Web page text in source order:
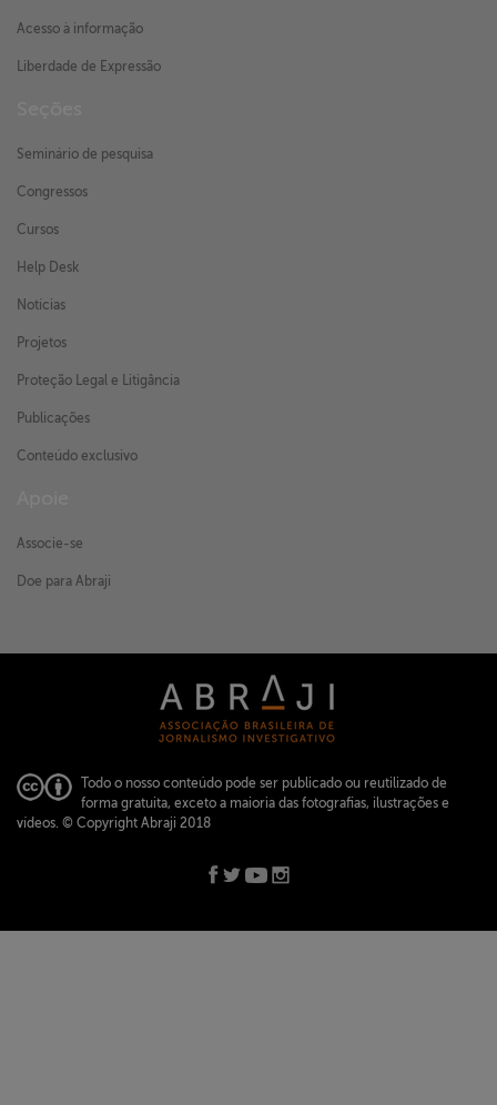
Acesso à informação
Liberdade de Expressão
Seminário de pesquisa
Congressos
Cursos
Help Desk
Notícias
Projetos
Proteção Legal e Litigância
Publicações
Conteúdo exclusivo
Associe-se
Doe para Abraji
Todo o nosso conteúdo pode ser publicado ou reutilizado de
forma gratuita, exceto a maioria das fotografias, ilustrações e
vídeos. © Copyright Abraji 2018